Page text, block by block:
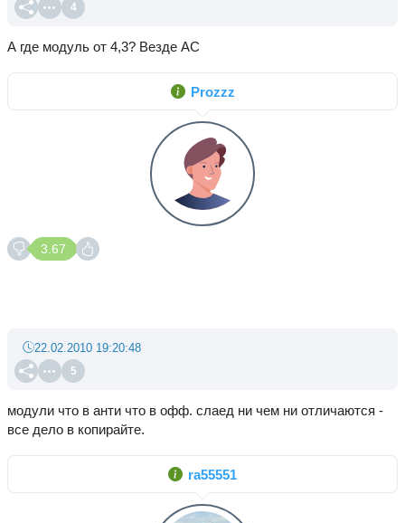
4
А где модуль от 4,3? Везде АС
Prozzz
3.67
5
22.02.2010 19:20:48
модули что в анти что в офф. слаед ни чем ни отличаются -
все дело в копирайте.
ra55551